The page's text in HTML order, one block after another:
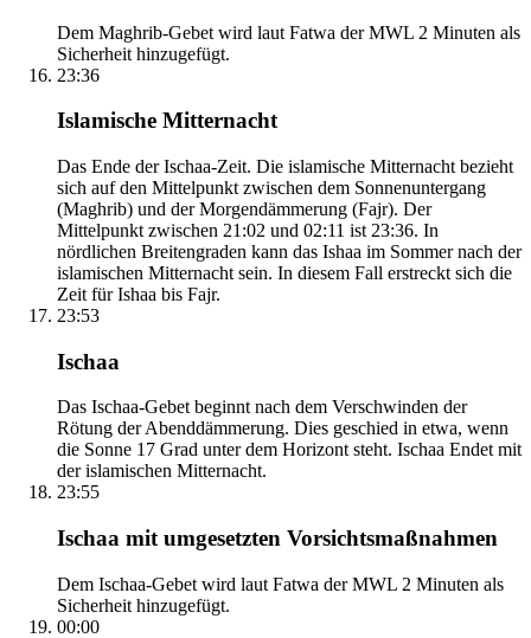
Dem Maghrib-Gebet wird laut Fatwa der MWL 2 Minuten als
Sicherheit hinzugefügt.
23:36
Islamische Mitternacht
Das Ende der Ischaa-Zeit. Die islamische Mitternacht bezieht
sich auf den Mittelpunkt zwischen dem Sonnenuntergang
(Maghrib) und der Morgendämmerung (Fajr). Der
Mittelpunkt zwischen 21:02 und 02:11 ist 23:36. In
nördlichen Breitengraden kann das Ishaa im Sommer nach der
islamischen Mitternacht sein. In diesem Fall erstreckt sich die
Zeit für Ishaa bis Fajr.
23:53
Ischaa
Das Ischaa-Gebet beginnt nach dem Verschwinden der
Rötung der Abenddämmerung. Dies geschied in etwa, wenn
die Sonne 17 Grad unter dem Horizont steht. Ischaa Endet mit
der islamischen Mitternacht.
23:55
Ischaa mit umgesetzten Vorsichtsmaßnahmen
Dem Ischaa-Gebet wird laut Fatwa der MWL 2 Minuten als
Sicherheit hinzugefügt.
00:00